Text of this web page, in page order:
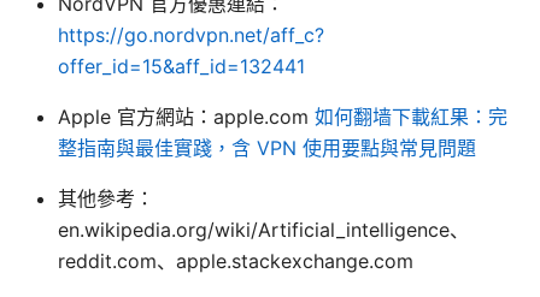
https://go.nordvpn.net/aff_c?
offer_id=15&aff_id=132441
Apple 官方網站：apple.com 如何翻墙下載紅果：完
整指南與最佳實踐，含 VPN 使用要點與常見問題
其他參考：
en.wikipedia.org/wiki/Artificial_intelligence、
reddit.com、apple.stackexchange.com